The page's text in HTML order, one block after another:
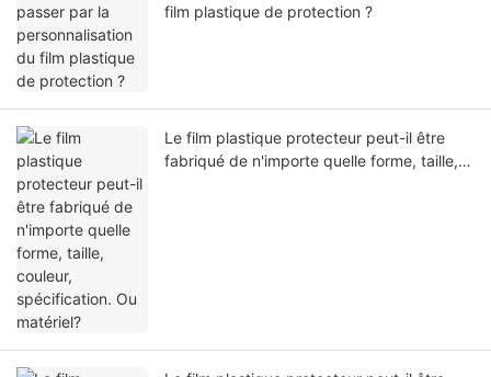
film plastique de protection ?
Le film plastique protecteur peut-il être
fabriqué de n'importe quelle forme, taille,